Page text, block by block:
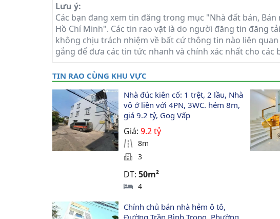
Lưu ý:
Các bạn đang xem tin đăng trong mục "Nhà đất bán,
Hồ Chí Minh". Các tin rao vặt là do người đăng tin đăng
không chịu trách nhiệm về bất cứ thông tin nào liên
gắng để đưa các tin tức nhanh và chính xác nhất cho các
TIN RAO CÙNG KHU VỰC
Nhà đúc kiên cố: 1 trệt, 2 lầu, Nhà
vô ở liền với 4PN, 3WC. hẻm 8m,
giá 9.2 tỷ, Gog Vấp
Giá:9.2 tỷ
8m
3
DT:50m²
4
Chính chủ bán nhà hẻm ô tô,
Đường Trần Bình Trọng, Phường